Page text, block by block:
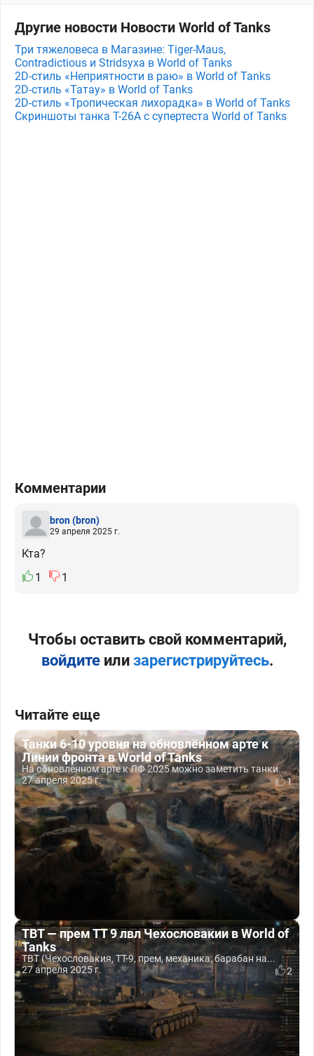
Другие новости Новости World of Tanks
Три тяжеловеса в Магазине: Tiger-Maus,
Contradictious и Stridsyxa в World of Tanks
2D-стиль «Неприятности в раю» в World of Tanks
2D-стиль «Татау» в World of Tanks
2D-стиль «Тропическая лихорадка» в World of Tanks
Скриншоты танка T-26A с супертеста World of Tanks
Комментарии
bron(bron)
29 апреля 2025 г.
Кта?
1
1
Чтобы оставить свой комментарий,
войдитеили зарегистрируйтесь.
Читайте еще
Танки 6-10 уровня на обновлённом арте к
Линии фронта в World of Tanks
На обновлённом арте к ЛФ 2025 можно заметить танки...
27 апреля 2025 г.
1
TBT — прем ТТ 9 лвл Чехословакии в World of
Tanks
TBT (Чехословакия, ТТ-9, прем, механика: барабан на...
27 апреля 2025 г.
2